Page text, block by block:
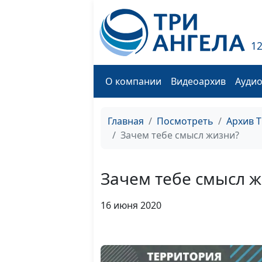
О компании Видеоархив
Главная Посмотреть Архив
Зачем тебе смысл жизни?
Зачем тебе смысл
16 июня 2020